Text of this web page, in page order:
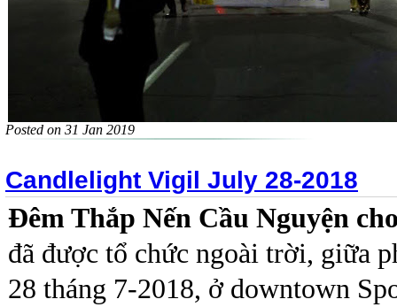
Posted on 31 Jan 2019
Candlelight Vigil July 28-2018
Đêm Thắp Nến Cầu Nguyện
đã được tổ chức ngoài trời, giữa
28 tháng 7-2018, ở downtown